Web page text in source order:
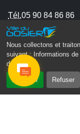
Nous collectons et
suivant :
Informations
des pages .
Accepter Refuser
Tél.05 90 84 86 86
Envoyer un email
Contacter la
Contactez le
personnelles - D.P.O